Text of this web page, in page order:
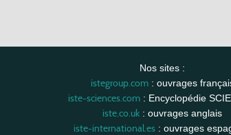
Nos sites :
istegroup.com: ouvrages
iste-sciences.com: Encyclopédie
iste.co.uk : ouvrages anglais
iste-international.es: ouvrages